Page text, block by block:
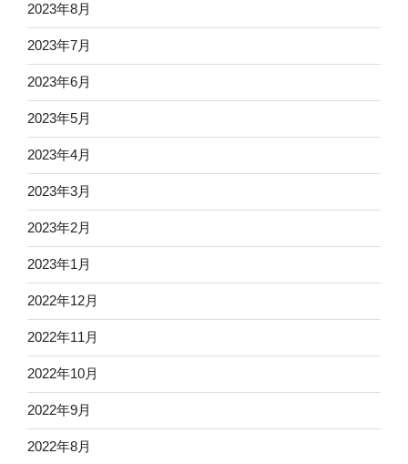
2023年8月
2023年7月
2023年6月
2023年5月
2023年4月
2023年3月
2023年2月
2023年1月
2022年12月
2022年11月
2022年10月
2022年9月
2022年8月